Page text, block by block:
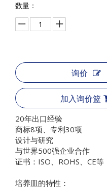
数量：
询价
加入询价篮
20年出口经验
商标8项、专利30项
设计与研究
与世界500强企业合作
证书：ISO、ROHS、CE等
培养皿的特性：